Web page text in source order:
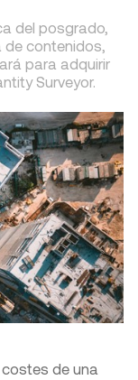
del posgrado,
de contenidos,
para adquirir
Surveyor.
de una